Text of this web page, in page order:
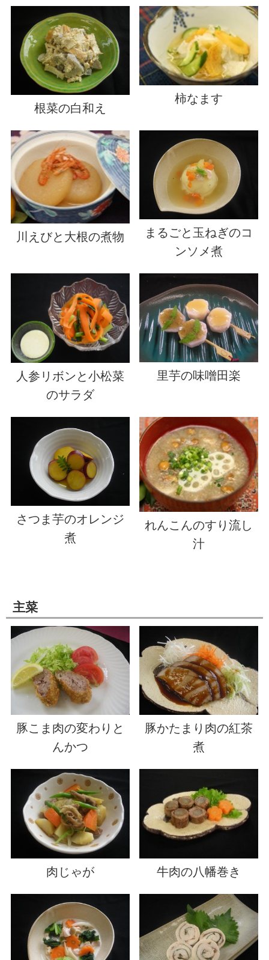
根菜の白和え
柿なます
川えびと大根の煮物
まるごと玉ねぎのコ
ンソメ煮
人参リボンと小松菜
のサラダ
里芋の味噌田楽
さつま芋のオレンジ
煮
れんこんのすり流し
汁
主菜
豚こま肉の変わりと
んかつ
豚かたまり肉の紅茶
煮
肉じゃが 牛肉の八幡巻き